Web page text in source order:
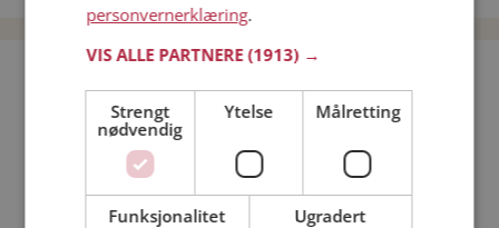
Jeg er en: Mann Kvinne
Min alder:
personvernerklæring.
VIS ALLE PARTNERE(1913) →
Strengt
nødvendig
Ytelse Målretting
Funksjonalitet Ugradert